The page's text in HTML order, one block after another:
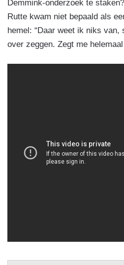
Demmink-onderzoek te
Rutte kwam niet bepaald als
hemel: “Daar weet ik niks
over zeggen. Zegt me